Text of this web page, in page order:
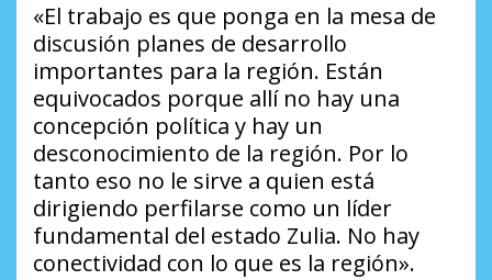
«El trabajo es que ponga en la mesa de
discusión planes de desarrollo
importantes para la región. Están
equivocados porque allí no hay una
concepción política y hay un
desconocimiento de la región. Por lo
tanto eso no le sirve a quien está
dirigiendo perfilarse como un líder
fundamental del estado Zulia. No hay
conectividad con lo que es la región».